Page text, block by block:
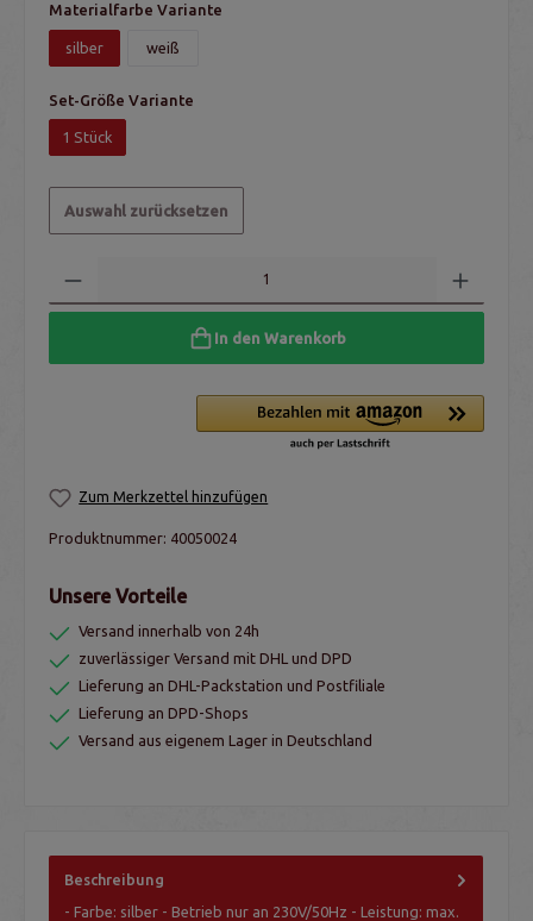
Materialfarbe Variante
silber weiß
Set-Größe Variante
1 Stück
Auswahl zurücksetzen
In den Warenkorb
Zum Merkzettel hinzufügen
Produktnummer: 40050024
Unsere Vorteile
Versand innerhalb von 24h
zuverlässiger Versand mit DHL und DPD
Lieferung an DHL-Packstation und Postfiliale
Lieferung an DPD-Shops
Versand aus eigenem Lager in Deutschland
Beschreibung
- Farbe: silber - Betrieb nur an 230V/50Hz - Leistung: max.